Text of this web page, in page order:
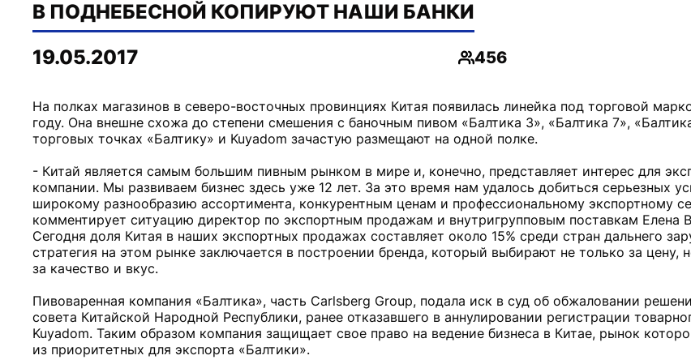
В ПОДНЕБЕСНОЙ КОПИРУЮТ НАШИ БАНКИ
19.05.2017
Просмотры
456
На полках магазинов в северо-восточных провинциях Китая появилась линейка под торговой
году. Она внешне схожа до степени смешения с баночным пивом «Балтика 3», «Балтика 7»,
торговых точках «Балтику» и Kuyadom зачастую размещают на одной полке.
- Китай является самым большим пивным рынком в мире и, конечно, представляет интерес для
компании. Мы развиваем бизнес здесь уже 12 лет. За это время нам удалось добиться серьезных
широкому разнообразию ассортимента, конкурентным ценам и профессиональному экспортному
комментирует ситуацию директор по экспортным продажам и внутригрупповым поставкам Елена
Сегодня доля Китая в наших экспортных продажах составляет около 15% среди стран дальнего
стратегия на этом рынке заключается в построении бренда, который выбирают не только за цену,
за качество и вкус.
Пивоваренная компания «Балтика», часть Carlsberg Group, подала иск в суд об обжаловании
совета Китайской Народной Республики, ранее отказавшего в аннулировании регистрации
Kuyadom. Таким образом компания защищает свое право на ведение бизнеса в Китае, рынок
из приоритетных для экспорта «Балтики».